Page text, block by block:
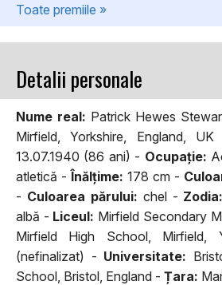
Toate premiile »
Detalii personale
Nume real: Patrick Hewes
Mirfield, Yorkshire, England,
13.07.1940 (86 ani) - Ocupaţie:
atletică -Înălţime: 178 cm -
- Culoarea părului: chel - Zodia:
albă - Liceul: Mirfield Secondary
Mirfield High School, Mirfield,
(nefinalizat) - Universitate:
School, Bristol, England - Țara: